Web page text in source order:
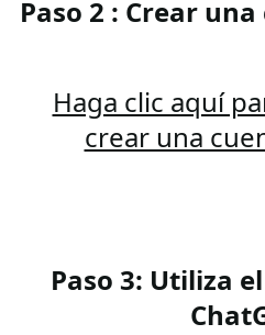
Paso 2 : Crear
Haga clic aquí
crear una
Paso 3: Utiliza